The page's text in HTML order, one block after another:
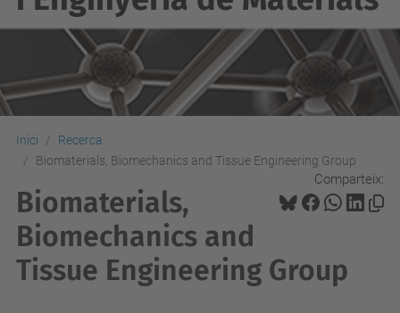
Inici
Recerca
Biomaterials, Biomechanics and Tissue Engineering Group
Comparteix:
Biomaterials,
Biomechanics and
Tissue Engineering Group